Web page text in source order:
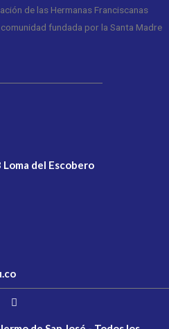
de las Hermanas Franciscanas
fundada por la Santa Madre
Loma del Escobero